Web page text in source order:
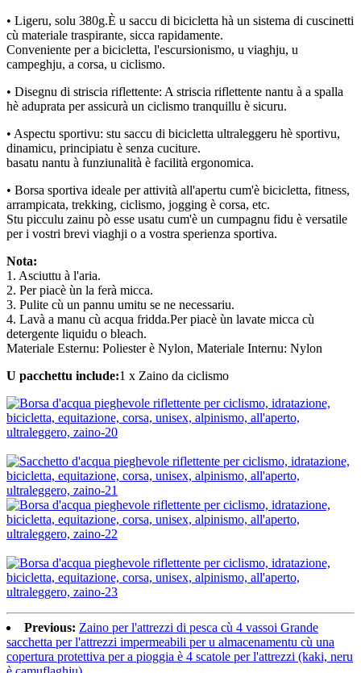
• Ligeru, solu 380g.È u saccu di bicicletta hà un sistema di cuscinetti
cù materiale traspirante, sicca rapidamente.
Conveniente per a bicicletta, l'escursionismo, u viaghju, u
campeghju, a corsa, u ciclismo.
• Disegnu di striscia riflettente: A striscia riflettente nantu à a spalla
hè aduprata per assicurà un ciclismo tranquillu è sicuru.
• Aspectu sportivu: stu saccu di bicicletta ultraleggeru hè sportivu,
dinamicu, principiatu è senza cuciture.
basatu nantu à funziunalità è facilità ergonomica.
• Borsa sportiva ideale per attività all'apertu cum'è bicicletta, fitness,
arrampicata, trekking, ciclismo, jogging è corsa, etc.
Stu picculu zainu pò esse usatu cum'è un cumpagnu fidu è versatile
per i vostri brevi viaghji o a vostra sperienza sportiva.
Nota:
1. Asciuttu à l'aria.
2. Per piacè ùn la ferà micca.
3. Pulite cù un pannu umitu se ne necessariu.
4. Lavà a manu cù acqua fridda.Per piacè ùn lavate micca cù
detergente liquidu o bleach.
Materiale Esternu: Poliester è Nylon, Materiale Internu: Nylon
U pacchettu include:1 x Zaino da ciclismo
Previous: Zaino per l'attrezzi di pesca cù 4 vassoi Grande
sacchetta per l'attrezzi impermeabili per u almacenamentu cù una
copertura protettiva per a pioggia è 4 scatole per l'attrezzi (kaki, neru